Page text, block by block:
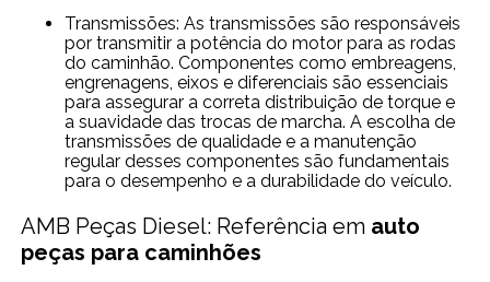
Transmissões: As transmissões são responsáveis
por transmitir a potência do motor para as rodas
do caminhão. Componentes como embreagens,
engrenagens, eixos e diferenciais são essenciais
para assegurar a correta distribuição de torque e
a suavidade das trocas de marcha. A escolha de
transmissões de qualidade e a manutenção
regular desses componentes são fundamentais
para o desempenho e a durabilidade do veículo.
AMB Peças Diesel: Referência em auto
peças para caminhões